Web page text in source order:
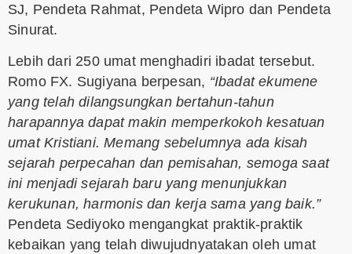
SJ, Pendeta Rahmat, Pendeta Wipro dan Pendeta
Sinurat.
Lebih dari 250 umat menghadiri ibadat tersebut.
Romo FX. Sugiyana berpesan, “Ibadat ekumene
yang telah dilangsungkan bertahun-tahun
harapannya dapat makin memperkokoh kesatuan
umat Kristiani. Memang sebelumnya ada kisah
sejarah perpecahan dan pemisahan, semoga saat
ini menjadi sejarah baru yang menunjukkan
kerukunan, harmonis dan kerja sama yang baik.”
Pendeta Sediyoko mengangkat praktik-praktik
kebaikan yang telah diwujudnyatakan oleh umat